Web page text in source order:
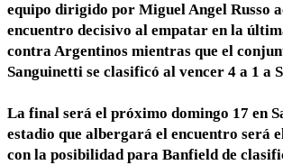
equipo dirigido por Miguel Angel Russo
encuentro decisivo al empatar en la
contra Argentinos mientras que el
Sanguinetti se clasificó al vencer 4 a 1 a
La final será el próximo domingo 17 en
estadio que albergará el encuentro será
con la posibilidad para Banfield de